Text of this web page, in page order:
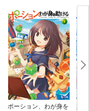
ポーション、わが身を
嫌